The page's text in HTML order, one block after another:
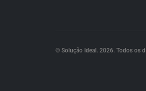
© Solução Ideal. 2026. Todos os